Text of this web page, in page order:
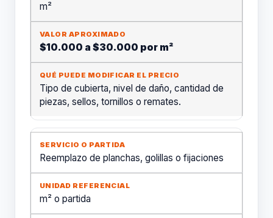
m²
$10.000 a $30.000 por m²
Tipo de cubierta, nivel de daño, cantidad de
piezas, sellos, tornillos o remates.
Reemplazo de planchas, golillas o fijaciones
m² o partida